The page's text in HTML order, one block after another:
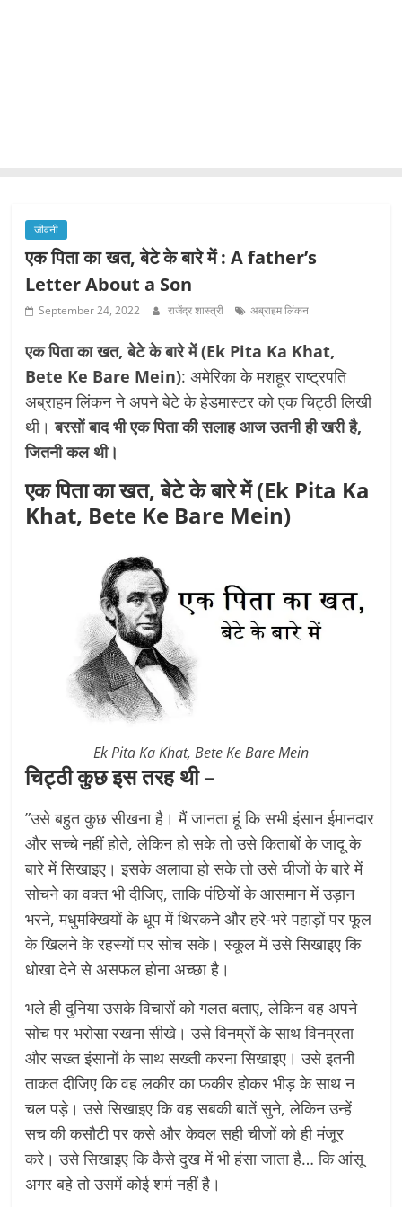
जीवनी
एक पिता का खत, बेटे के बारे में : A father’s
Letter About a Son
September 24, 2022 राजेंद्र शास्त्री अब्राहम लिंकन
एक पिता का खत, बेटे के बारे में (Ek Pita Ka Khat,
Bete Ke Bare Mein): अमेरिका के मशहूर राष्ट्रपति
अब्राहम लिंकन ने अपने बेटे के हेडमास्टर को एक चिट्ठी लिखी
थी। बरसों बाद भी एक पिता की सलाह आज उतनी ही खरी है,
जितनी कल थी।
एक पिता का खत, बेटे के बारे में (Ek Pita Ka
Khat, Bete Ke Bare Mein)
Ek Pita Ka Khat, Bete Ke Bare Mein
चिट्ठी कुछ इस तरह थी –
”उसे बहुत कुछ सीखना है। मैं जानता हूं कि सभी इंसान ईमानदार
और सच्चे नहीं होते, लेकिन हो सके तो उसे किताबों के जादू के
बारे में सिखाइए। इसके अलावा हो सके तो उसे चीजों के बारे में
सोचने का वक्त भी दीजिए, ताकि पंछियों के आसमान में उड़ान
भरने, मधुमक्खियों के धूप में थिरकने और हरे-भरे पहाड़ों पर फूल
के खिलने के रहस्यों पर सोच सके। स्कूल में उसे सिखाइए कि
धोखा देने से असफल होना अच्छा है।
भले ही दुनिया उसके विचारों को गलत बताए, लेकिन वह अपने
सोच पर भरोसा रखना सीखे। उसे विनम्रों के साथ विनम्रता
और सख्त इंसानों के साथ सख्ती करना सिखाइए। उसे इतनी
ताकत दीजिए कि वह लकीर का फकीर होकर भीड़ के साथ न
चल पड़े। उसे सिखाइए कि वह सबकी बातें सुने, लेकिन उन्हें
सच की कसौटी पर कसे और केवल सही चीजों को ही मंजूर
करे। उसे सिखाइए कि कैसे दुख में भी हंसा जाता है… कि आंसू
अगर बहे तो उसमें कोई शर्म नहीं है।